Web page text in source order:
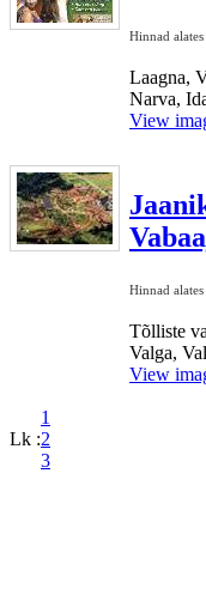
Hinnad alates
Laagna,
Narva,
View
Hinnad alates
Tõlliste
Valga,
View
Lk :
1
2
3